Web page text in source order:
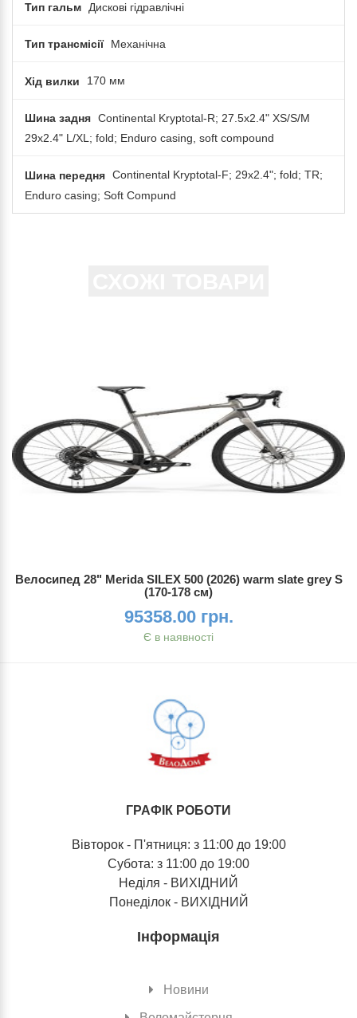
Тип гальм Дискові гідравлічні
Тип трансмісії Механічна
Хід вилки 170 мм
Шина задня Continental Kryptotal-R; 27.5x2.4" XS/S/M
29x2.4" L/XL; fold; Enduro casing, soft compound
Шина передня Continental Kryptotal-F; 29x2.4"; fold; TR;
Enduro casing; Soft Compund
Велосипед 28" Merida SILEX 500 (2026) warm slate grey S
(170-178 см)
95358.00 грн.
Є в наявності
ГРАФІК РОБОТИ
Вівторок - П'ятниця: з 11:00 до 19:00
Субота: з 11:00 до 19:00
Неділя - ВИХІДНИЙ
Понеділок - ВИХІДНИЙ
Інформація
Новини